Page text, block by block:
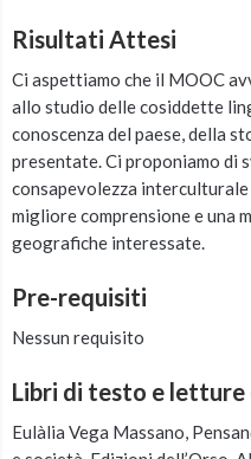
Risultati Attesi
Ci aspettiamo che il MOOC
allo studio delle cosiddette
conoscenza del paese, della
presentate. Ci proponiamo di
consapevolezza
migliore comprensione e una
geografiche interessate.
Pre-requisiti
Nessun requisito
Libri di testo e
Eulàlia Vega Massano,